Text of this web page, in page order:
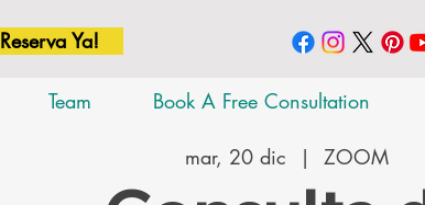
Reserva Ya!
Team Book A Free Consultation
mar, 20 dic
  |
ZOOM